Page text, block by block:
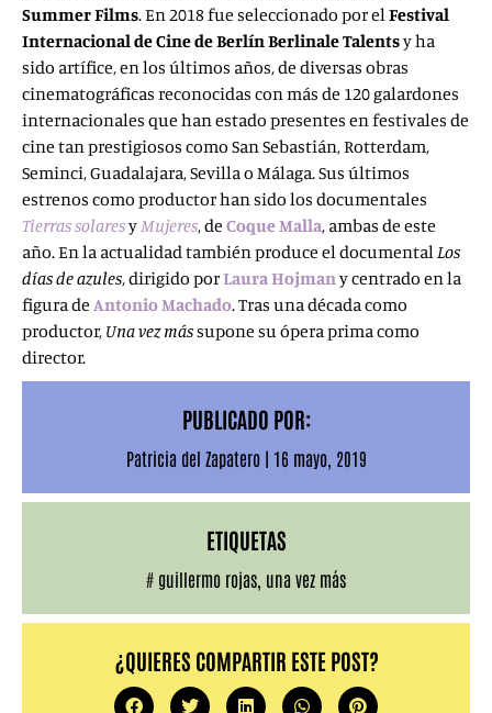
Summer Films. En 2018 fue seleccionado por elFestival
Internacional de Cine de Berlín Berlinale Talentsy ha
sido artífice, en los últimos años, de diversas obras
cinematográficas reconocidas con más de 120 galardones
internacionales que han estado presentes en festivales de
cine tan prestigiosos como San Sebastián, Rotterdam,
Seminci, Guadalajara, Sevilla o Málaga. Sus últimos
estrenos como productor han sido los documentales
Tierras solaresyMujeres, de Coque Malla, ambas de este
año. En la actualidad también produce el documentalLos
días de azules, dirigido porLaura Hojmany centrado en la
figura de Antonio Machado. Tras una década como
productor, Una vez mássupone su ópera prima como
director.
PUBLICADO POR:
Patricia del Zapatero | 16 mayo, 2019
ETIQUETAS
# guillermo rojas una vez más
¿QUIERES COMPARTIR ESTE POST?